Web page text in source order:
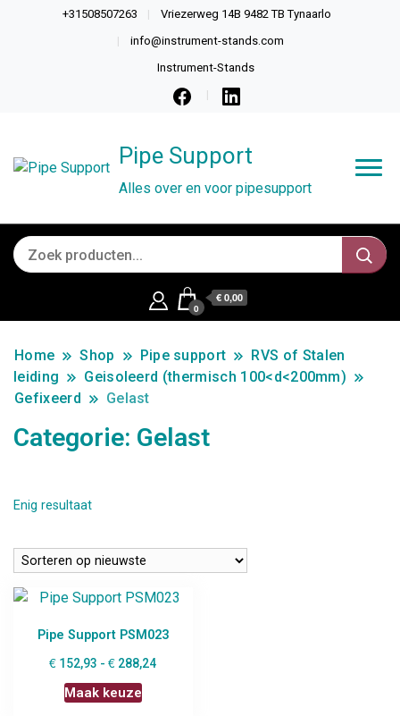
+31508507263 Vriezerweg 14B 9482 TB Tynaarlo
info@instrument-stands.com
Instrument-Stands
Pipe Support
Alles over en voor pipesupport
0
€ 0,00
Home Shop Pipe support
RVS of Stalen
leiding
Geisoleerd (thermisch 100<d<200mm)
Gefixeerd
Gelast
Categorie: Gelast
Enig resultaat
Pipe Support PSM023
€ 152,93 - € 288,24
Maak keuze